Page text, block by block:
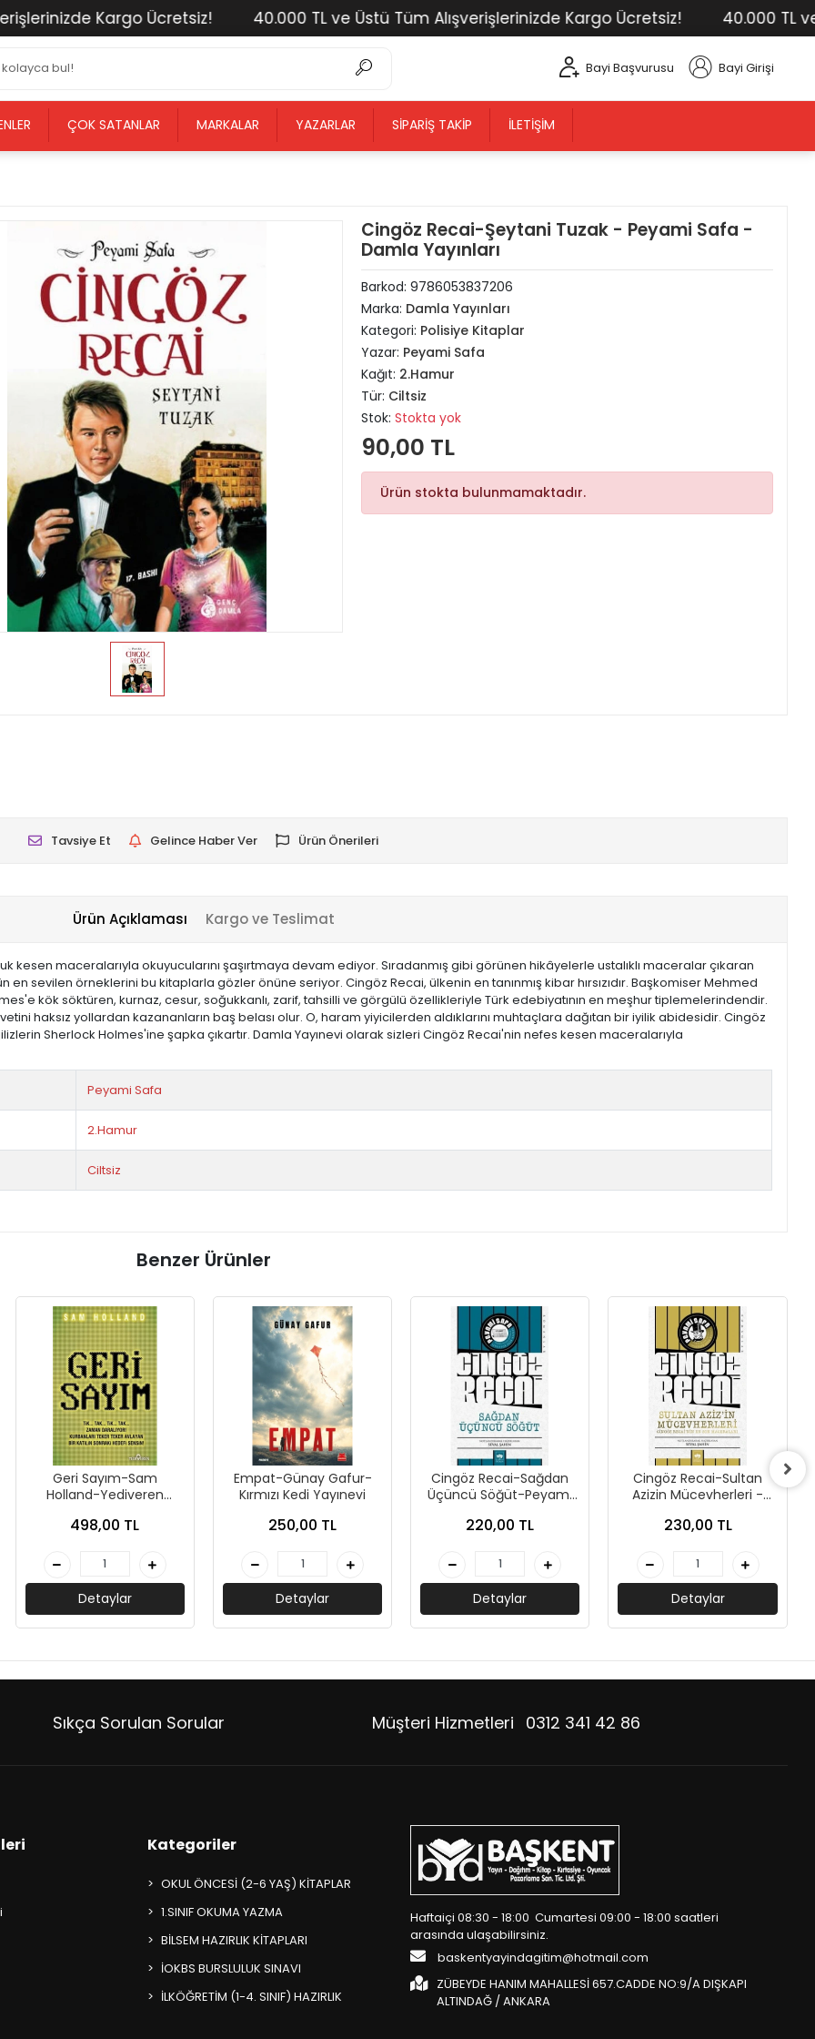
Kargo Ücretsiz! 40.000 TL ve Üstü Tüm Alışverişlerinizde Kargo Ücretsiz! 40.000 TL ve
Bayi Başvurusu Bayi Girişi
ÇOK SATANLAR MARKALAR YAZARLAR SIPARIŞ TAKIP İLETIŞIM
Cingöz Recai-Şeytani Tuzak - Peyami Safa -
Damla Yayınları
Barkod: 9786053837206
Marka: Damla Yayınları
Kategori: Polisiye Kitaplar
Yazar: Peyami Safa
Kağıt: 2.Hamur
Tür: Ciltsiz
Stok: Stokta yok
90,00 TL
Ürün stokta bulunmamaktadır.
Tavsiye Et Gelince Haber Ver Ürün Önerileri
Ürün Açıklaması Kargo ve Teslimat
kesen maceralarıyla okuyucularını şaşırtmaya devam ediyor. Sıradanmış gibi görünen hikâyelerle ustalıklı maceralar çıkaran
en sevilen örneklerini bu kitaplarla gözler önüne seriyor. Cingöz Recai, ülkenin en tanınmış kibar hırsızıdır. Başkomiser Mehmed
kök söktüren, kurnaz, cesur, soğukkanlı, zarif, tahsilli ve görgülü özellikleriyle Türk edebiyatının en meşhur tiplemelerindendir.
haksız yollardan kazananların baş belası olur. O, haram yiyicilerden aldıklarını muhtaçlara dağıtan bir iyilik abidesidir. Cingöz
Sherlock Holmes'ine şapka çıkartır. Damla Yayınevi olarak sizleri Cingöz Recai'nin nefes kesen maceralarıyla
Peyami Safa
2.Hamur
Ciltsiz
Benzer Ürünler
Geri Sayım-Sam
Holland-Yediveren
498,00 TL
Detaylar
Empat-Günay Gafur-
Kırmızı Kedi Yayınevi
250,00 TL
Detaylar
Cingöz Recai-Sağdan
Üçüncü Söğüt-Peyami
220,00 TL
Detaylar
Cingöz Recai-Sultan
Azizin Mücevherleri -
Neşriyat
230,00 TL
Detaylar
Sıkça Sorulan Sorular Müşteri Hizmetleri 0312 341 42 86
Kategoriler
OKUL ÖNCESİ (2-6 YAŞ) KİTAPLAR
1.SINIF OKUMA YAZMA
BİLSEM HAZIRLIK KİTAPLARI
İOKBS BURSLULUK SINAVI
İLKÖĞRETİM (1-4. SINIF) HAZIRLIK
Haftaiçi 08:30 - 18:00 Cumartesi 09:00 - 18:00 saatleri
arasında ulaşabilirsiniz.
baskentyayindagitim@hotmail.com
ZÜBEYDE HANIM MAHALLESİ 657.CADDE NO:9/A DIŞKAPI
ALTINDAĞ / ANKARA